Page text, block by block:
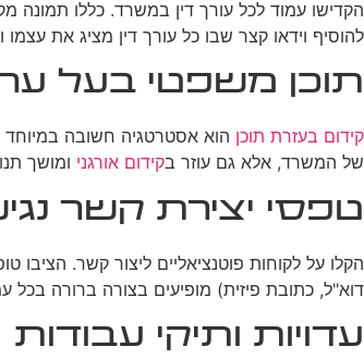
הקדישו עמוד לכל עורך דין במשרד. כללו תמונה
להוסיף וידאו קצר שבו כל עורך דין מציג את
תוכן משפטי בעל
קידום בעזרת תוכן הוא אסטרטגיה חשובה במיוחד
של המשרד, אלא גם עוזר בקידום אורגני ומושך
טפסי יצירת קשר
הקלו על לקוחות פוטנציאליים ליצור קשר.
דוא"ל, כתובת פיזית) מופיעים בצורה ברורה בכל
עדויות ותיקי עבודות